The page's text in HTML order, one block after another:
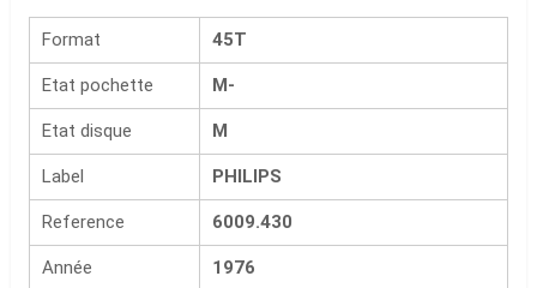
Format 45T
Etat pochette M-
Etat disque M
Label PHILIPS
Reference 6009.430
Année 1976